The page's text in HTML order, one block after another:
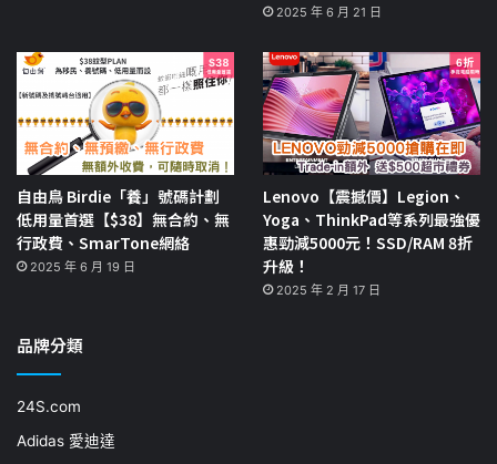
2025 年 6 月 21 日
自由鳥 Birdie「養」號碼計劃
低用量首選【$38】無合約、無
行政費、SmarTone網絡
2025 年 6 月 19 日
Lenovo【震撼價】Legion、
Yoga、ThinkPad等系列最強優
惠勁減5000元！SSD/RAM 8折
升級！
2025 年 2 月 17 日
品牌分類
24S.com
Adidas 愛迪達